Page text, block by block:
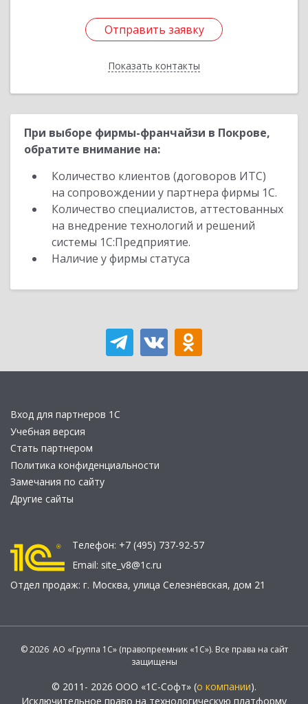
Отправить заявку
Показать контакты
Отправить заявку
Назад
При выборе фирмы-франчайзи в Покрове,
обратите внимание на:
Количество клиентов (договоров ИТС)
на сопровождении у партнера фирмы 1С.
Количество специалистов, аттестованных
на внедрение технологий и решений
системы 1С:Предприятие.
Наличие у фирмы статуса
Вход для партнеров 1С
Учебная версия
Стать партнером
Политика конфиденциальности
Замечания по сайту
Другие сайты
Телефон: +7 (495) 737-92-57
Email: site_v8@1c.ru
Отдел продаж: г. Москва, улица Селезнёвская, дом 21
© 2026 АО «Группа 1С» (правопреемник «1С»). Все права на сайт
защищены
© 2011- 2026 ООО «1С-Софт» (о компании).
Исключительное право на технологическую платформу